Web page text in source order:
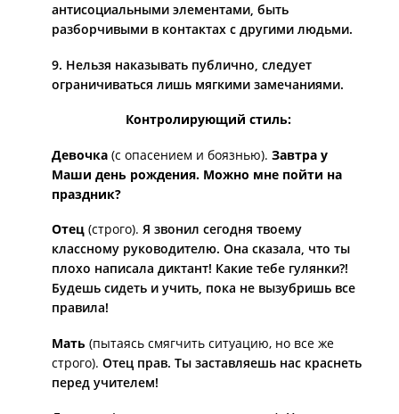
антисоциальными элементами, быть
разборчивыми в контактах с другими людьми.
9. Нельзя наказывать публично, следует
ограничиваться лишь мягкими замечаниями.
Контролирующий стиль:
Девочка (с опасением и боязнью). Завтра у
Маши день рождения. Можно мне пойти на
праздник?
Отец (строго). Я звонил сегодня твоему
классному руководителю. Она сказала, что ты
плохо написала диктант! Какие тебе гулянки?!
Будешь сидеть и учить, пока не вызубришь все
правила!
Мать (пытаясь смягчить ситуацию, но все же
строго). Отец прав. Ты заставляешь нас краснеть
перед учителем!